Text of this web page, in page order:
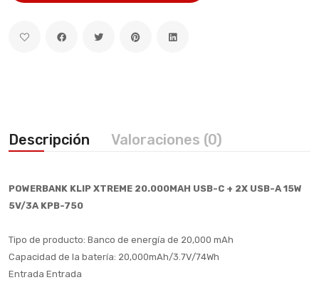
Descripción Valoraciones (0)
POWERBANK KLIP XTREME 20.000MAH USB-C + 2X USB-A 15W
5V/3A KPB-750
Tipo de producto: Banco de energía de 20,000 mAh
Capacidad de la batería: 20,000mAh/3.7V/74Wh
Entrada Entrada